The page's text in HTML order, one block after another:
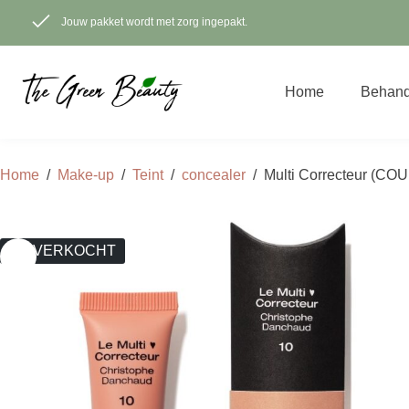
Jouw pakket wordt met zorg ingepakt.
Home
Home / Make-up / Teint / concealer / Multi Correcteur
UITVERKOCHT